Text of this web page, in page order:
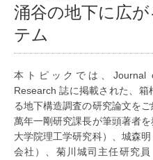
涌谷の地下に広
テム
本トピックでは、Journal
Research 誌に掲載された、
る地下構造調査の研究論文を
萬年一剛研究課長が筆頭著者
大学院理工学研究科）、城森
会社）、菊川城司主任研究